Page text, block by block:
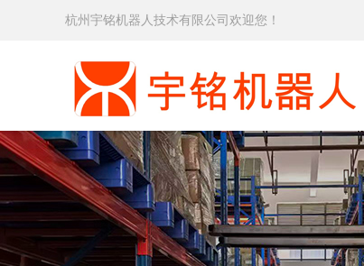
杭州宇铭机器人技术有限公司欢迎您！